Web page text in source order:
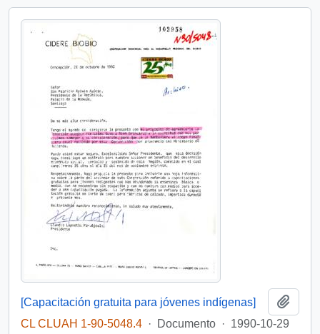
[Capacitación gratuita para jóvenes indígenas]
CL CLUAH 1-90-5048.4 · Documento · 1990-10-29